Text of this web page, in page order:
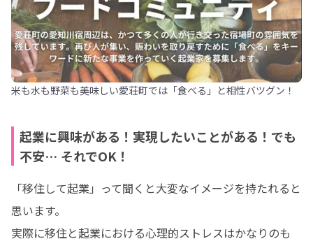
米も水も野菜も美味しい愛荘町では「食べる」と相性バツグン！
起業に興味がある！実現したいことがある！でも
不安… それでOK！
「移住して起業」って聞くと大変なイメージを持たれると
思います。
実際に移住と起業における心理的ストレスはかなりのも